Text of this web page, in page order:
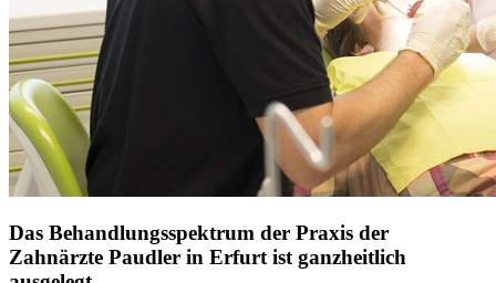
Das Behandlungsspektrum der Praxis der
Zahnärzte Paudler in Erfurt ist ganzheitlich